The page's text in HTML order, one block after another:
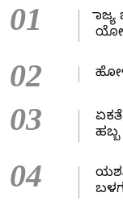
01
02
03
ಹಬ್ಬ
04